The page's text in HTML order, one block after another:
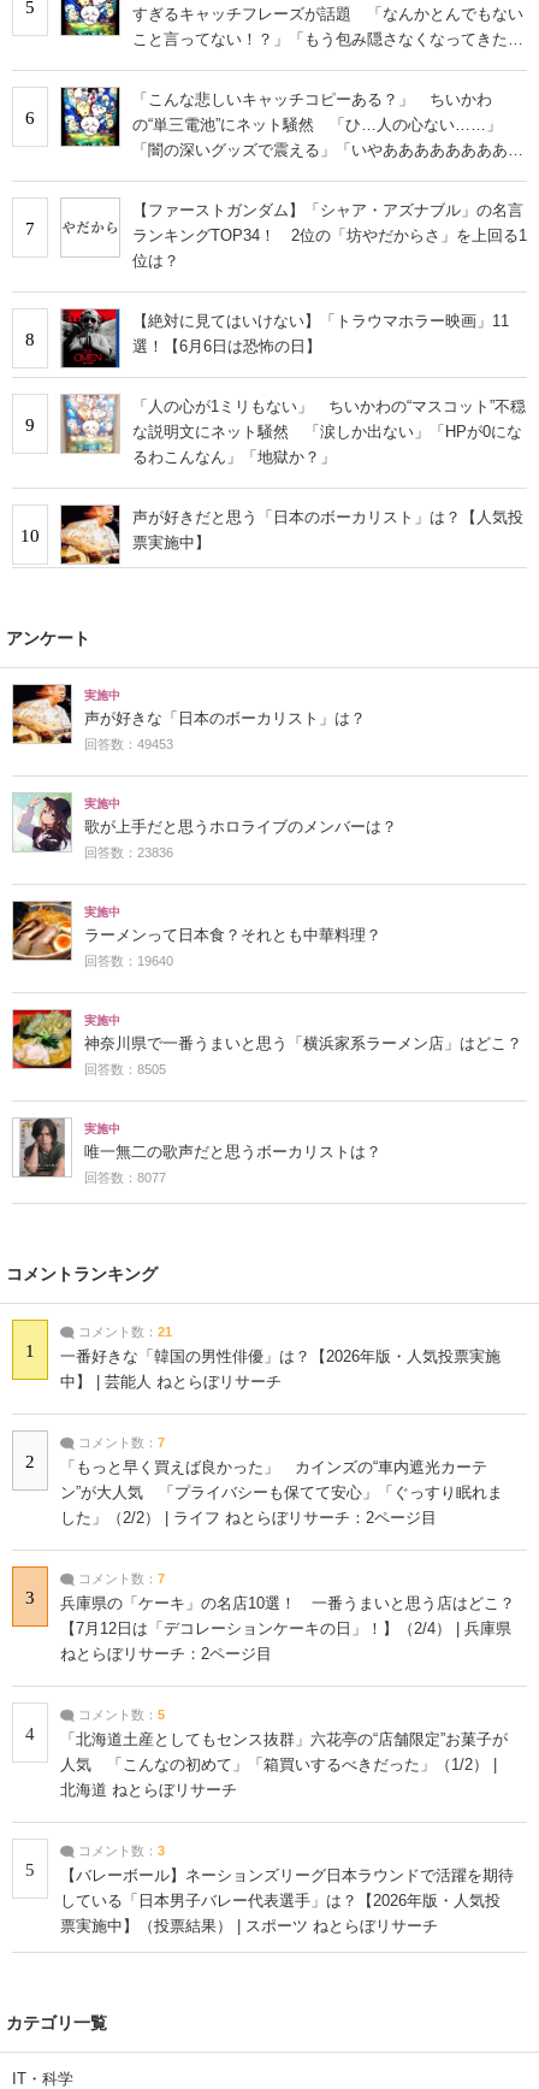
5
すぎるキャッチフレーズが話題 「なんかとんでもない
こと言ってない！？」「もう包み隠さなくなってきた
6
「こんな悲しいキャッチコピーある？」 ちいかわ
の“単三電池”にネット騒然 「ひ…人の心ない……」
「闇の深いグッズで震える」「いやあああああああああ
7
【ファーストガンダム】「シャア・アズナブル」の名言
ランキングTOP34！ 2位の「坊やだからさ」を上回る1
位は？
8
【絶対に見てはいけない】「トラウマホラー映画」11
選！【6月6日は恐怖の日】
9
「人の心が1ミリもない」 ちいかわの“マスコット”不穏
な説明文にネット騒然 「涙しか出ない」「HPが0にな
るわこんなん」「地獄か？」
10
声が好きだと思う「日本のボーカリスト」は？【人気投
票実施中】
アンケート
実施中
声が好きな「日本のボーカリスト」は？
回答数：49453
実施中
歌が上手だと思うホロライブのメンバーは？
回答数：23836
実施中
ラーメンって日本食？それとも中華料理？
回答数：19640
実施中
神奈川県で一番うまいと思う「横浜家系ラーメン店」はどこ？
回答数：8505
実施中
唯一無二の歌声だと思うボーカリストは？
回答数：8077
コメントランキング
1
コメント数： 21
一番好きな「韓国の男性俳優」は？【2026年版・人気投票実施
中】 | 芸能人 ねとらぼリサーチ
2
コメント数： 7
「もっと早く買えば良かった」 カインズの“車内遮光カーテ
ン”が大人気 「プライバシーも保てて安心」「ぐっすり眠れま
した」（2/2） | ライフ ねとらぼリサーチ：2ページ目
3
コメント数： 7
兵庫県の「ケーキ」の名店10選！ 一番うまいと思う店はどこ？
【7月12日は「デコレーションケーキの日」！】（2/4） | 兵庫県
ねとらぼリサーチ：2ページ目
4
コメント数： 5
「北海道土産としてもセンス抜群」六花亭の“店舗限定”お菓子が
人気 「こんなの初めて」「箱買いするべきだった」（1/2） |
北海道 ねとらぼリサーチ
5
コメント数： 3
【バレーボール】ネーションズリーグ日本ラウンドで活躍を期待
している「日本男子バレー代表選手」は？【2026年版・人気投
票実施中】（投票結果） | スポーツ ねとらぼリサーチ
カテゴリ一覧
IT・科学